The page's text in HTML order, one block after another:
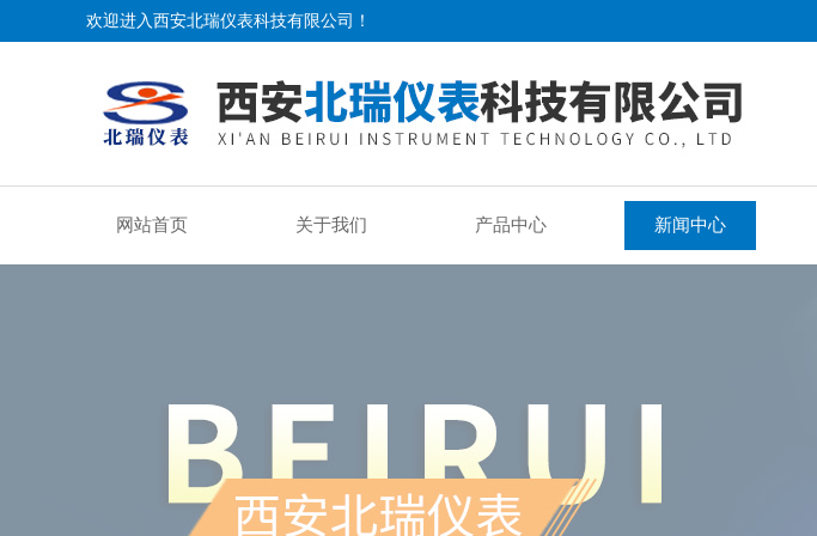
欢迎进入西安北瑞仪表科技有限公司！
网站首页 关于我们 产品中心 新闻中心